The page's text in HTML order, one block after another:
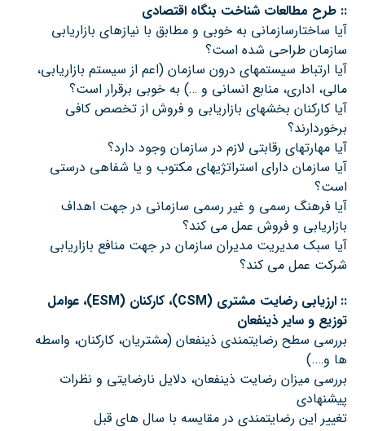
::طرح مطالعات شناخت بنگاه اقتصادی
آیا ساختارسازمانی به خوبی و مطابق با نیازهای بازاریابی
سازمان طراحی شده است؟
آیا ارتباط سیستمهای درون سازمان (اعم از سیستم بازاریابی،
مالی، اداری، منابع انسانی و …) به خوبی برقرار است؟
آیا کارکنان بخشهای بازاریابی و فروش از تخصص کافی
برخوردارند؟
آیا مهارتهای رقابتی لازم در سازمان وجود دارد؟
آیا سازمان دارای استراتژیهای مکتوب و یا شفاهی درستی
است؟
آیا فرهنگ رسمی و غیر رسمی سازمانی در جهت اهداف
بازاریابی و فروش عمل می کند؟
آیا سبک مدیریت مدیران سازمان در جهت منافع بازاریابی
شرکت عمل می کند؟
::ارزیابی رضایت مشتری (CSM) ، کارکنان (ESM)
، عوامل
توزيع و ساير ذينفعان
بررسی سطح رضايتمندي ذينفعان (مشتریان، کارکنان، واسطه
ها و….)
بررسی میزان رضایت ذینفعان، دلایل نارضایتی و نظرات
پیشنهادی
تغییر اين رضايتمندي در مقايسه با سال هاي قبل